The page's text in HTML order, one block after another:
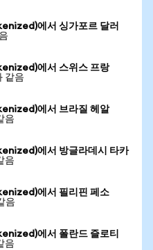
에서 싱가포르 달러
에서 스위스 프랑
같음
에서 브라질 헤알
음
에서 방글라데시 타카
음
에서 필리핀 페소
음
에서 폴란드 즐로티
음